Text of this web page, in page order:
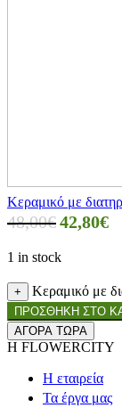
Κεραμικό με
48,00€42,80€
1 in stock
+ Κεραμικό με
ΠΡΟΣΘΗΚΗ ΣΤΟ
ΑΓΟΡΑ ΤΩΡΑ
Η FLOWERCITY
Η εταιρεία
Τα έργα μας